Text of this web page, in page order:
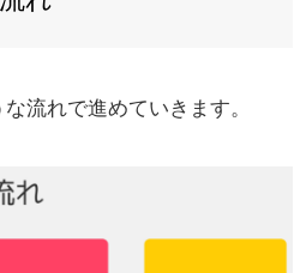
流れで進めていきます。